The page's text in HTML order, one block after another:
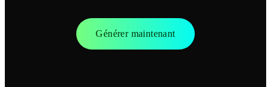
Générer maintenant